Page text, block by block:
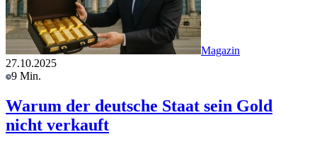
Magazin
27.10.2025
9 Min.
Warum der deutsche Staat sein Gold
nicht verkauft